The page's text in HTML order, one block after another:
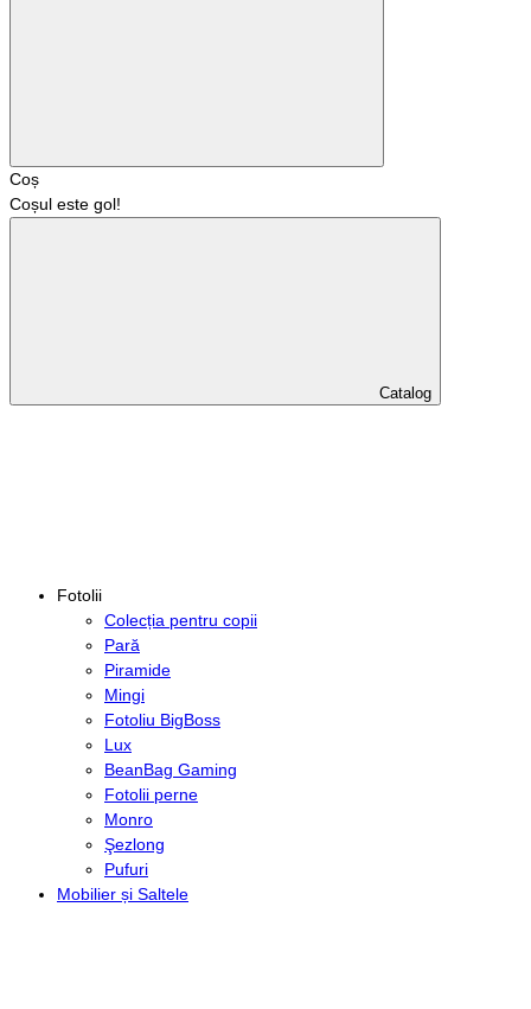
Coș
Coșul este gol!
Catalog
Fotolii
Colecția pentru copii
Pară
Piramide
Mingi
Fotoliu BigBoss
Lux
BeanBag Gaming
Fotolii perne
Monro
Şezlong
Pufuri
Mobilier și Saltele